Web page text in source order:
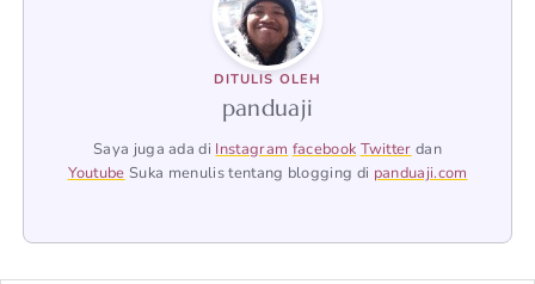
DITULIS OLEH
panduaji
Saya juga ada di Instagram facebook Twitter dan
Youtube Suka menulis tentang blogging di panduaji.com